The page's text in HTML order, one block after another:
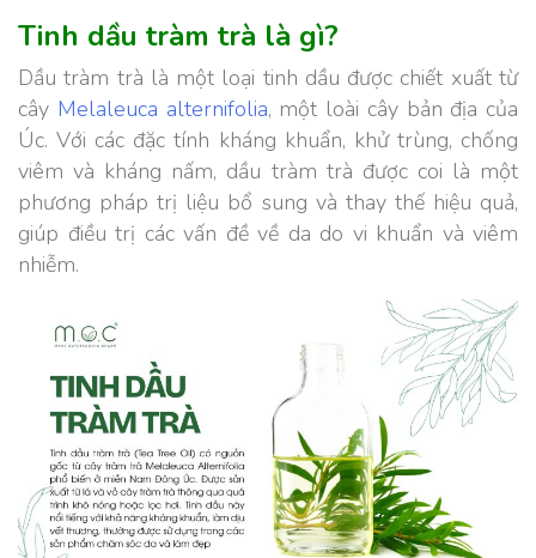
Tinh dầu tràm trà là gì?
Dầu tràm trà là một loại tinh dầu được chiết xuất từ
cây Melaleuca alternifolia, một loài cây bản địa của
Úc. Với các đặc tính kháng khuẩn, khử trùng, chống
viêm và kháng nấm, dầu tràm trà được coi là một
phương pháp trị liệu bổ sung và thay thế hiệu quả,
giúp điều trị các vấn đề về da do vi khuẩn và viêm
nhiễm.